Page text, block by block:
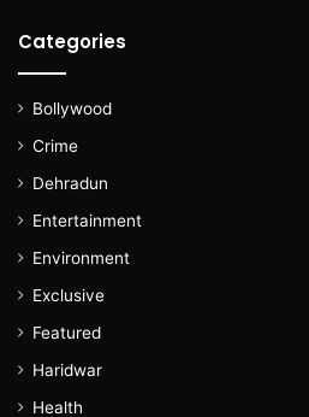
Categories
Bollywood
Crime
Dehradun
Entertainment
Environment
Exclusive
Featured
Haridwar
Health